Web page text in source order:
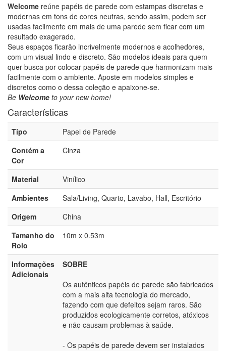
Welcome reúne papéis de parede com estampas discretas e
modernas em tons de cores neutras, sendo assim, podem ser
usadas facilmente em mais de uma parede sem ficar com um
resultado exagerado.
Seus espaços ficarão incrivelmente modernos e acolhedores,
com um visual lindo e discreto. São modelos ideais para quem
quer busca por colocar papéis de parede que harmonizam mais
facilmente com o ambiente. Aposte em modelos simples e
discretos como o dessa coleção e apaixone-se.
Be Welcome to your new home!
Características
Tipo
Papel de Parede
Contém a
Cor
Cinza
Material
Vinílico
Ambientes
Sala/Living, Quarto, Lavabo, Hall, Escritório
Origem
China
Tamanho do
Rolo
10m x 0.53m
Informações
Adicionais
SOBRE
Os autênticos papéis de parede são fabricados
com a mais alta tecnologia do mercado,
fazendo com que defeitos sejam raros. São
produzidos ecologicamente corretos, atóxicos
e não causam problemas à saúde.
- Os papéis de parede devem ser instalados